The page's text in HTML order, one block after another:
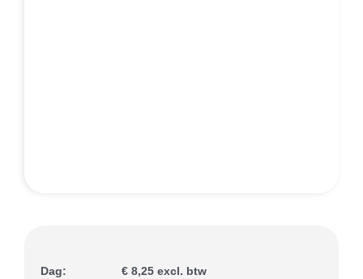
Dag: € 8,25 excl. btw